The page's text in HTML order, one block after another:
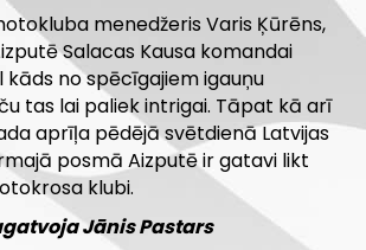
menedžeris Varis Ķūrēns,
Salacas Kausa komandai
kāds no spēcīgajiem igauņu
tas lai paliek intrigai. Tāpat kā arī
aprīļa pēdējā svētdienā Latvijas
posmā Aizputē ir gatavi likt
klubi.
Jānis Pastars